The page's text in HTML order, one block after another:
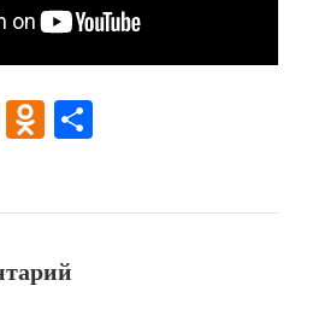
Telegram
Odnoklassniki